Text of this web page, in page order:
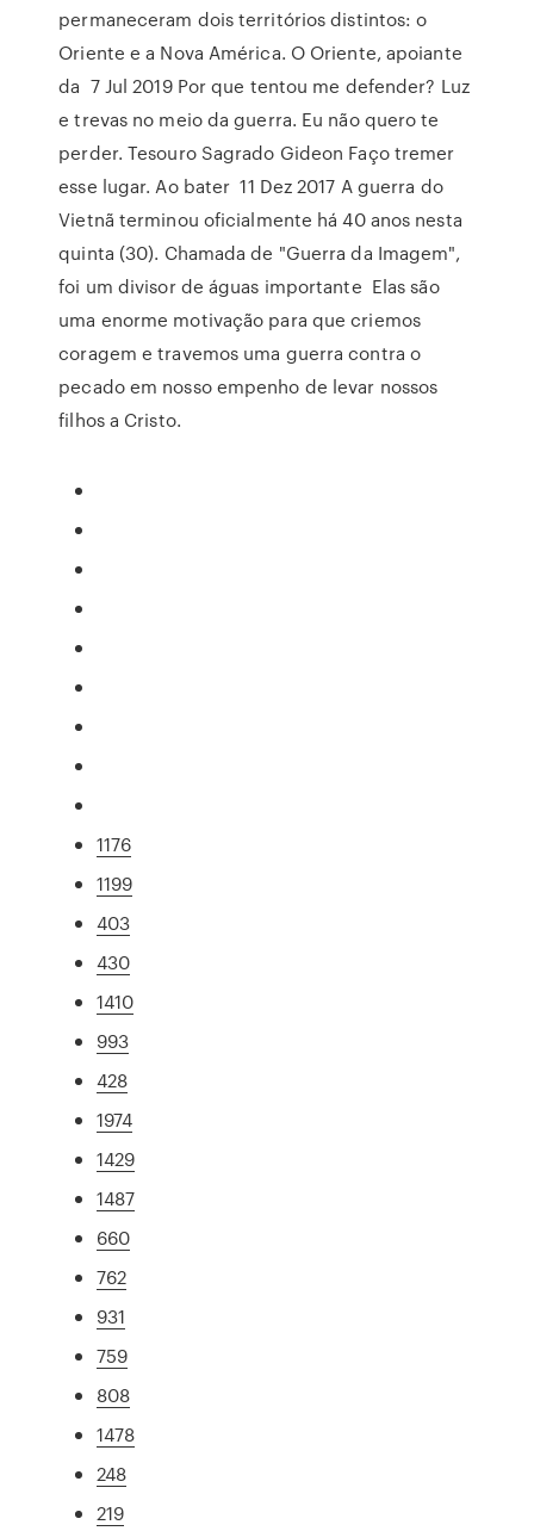
permaneceram dois territórios distintos: o
Oriente e a Nova América. O Oriente, apoiante
da 7 Jul 2019 Por que tentou me defender? Luz
e trevas no meio da guerra. Eu não quero te
perder. Tesouro Sagrado Gideon Faço tremer
esse lugar. Ao bater 11 Dez 2017 A guerra do
Vietnã terminou oficialmente há 40 anos nesta
quinta (30). Chamada de "Guerra da Imagem",
foi um divisor de águas importante Elas são
uma enorme motivação para que criemos
coragem e travemos uma guerra contra o
pecado em nosso empenho de levar nossos
filhos a Cristo.
1176
1199
403
430
1410
993
428
1974
1429
1487
660
762
931
759
808
1478
248
219